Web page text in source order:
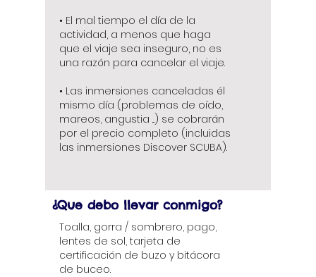
• El mal tiempo el día de la
actividad, a menos que haga
que el viaje sea inseguro, no es
una razón para cancelar el viaje.
• Las inmersiones canceladas él
mismo día (problemas de oído,
mareos, angustia ...) se cobrarán
por el precio completo (incluidas
las inmersiones Discover SCUBA).
¿Que debo llevar conmigo?
Toalla, gorra / sombrero, pago,
lentes de sol, tarjeta de
certificación de buzo y bitácora
de buceo.